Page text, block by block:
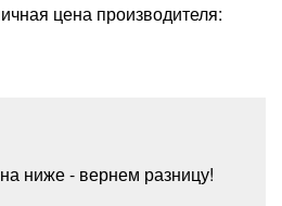
цена производителя:
ниже - вернем разницу!